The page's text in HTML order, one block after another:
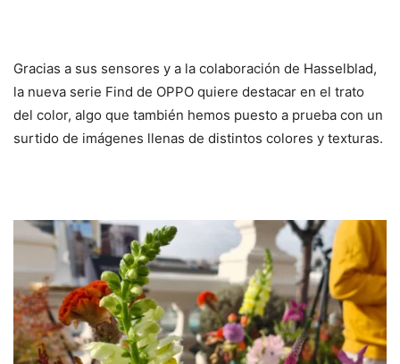
Gracias a sus sensores y a la colaboración de Hasselblad,
la nueva serie Find de OPPO quiere destacar en el trato
del color, algo que también hemos puesto a prueba con un
surtido de imágenes llenas de distintos colores y texturas.